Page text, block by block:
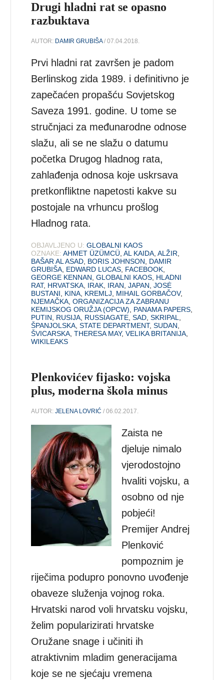
Drugi hladni rat se opasno
razbuktava
AUTOR: DAMIR GRUBIŠA/ 07.04.2018.
Prvi hladni rat završen je padom
Berlinskog zida 1989. i definitivno je
zapečaćen propašću Sovjetskog
Saveza 1991. godine. U tome se
stručnjaci za međunarodne odnose
slažu, ali se ne slažu o datumu
početka Drugog hladnog rata,
zahlađenja odnosa koje uskrsava
pretkonfliktne napetosti kakve su
postojale na vrhuncu prošlog
Hladnog rata.
OBJAVLJENO U: GLOBALNI KAOS
OZNAKE: AHMET ÜZÜMCÜ,AL KAIDA,ALŽIR,
BAŠAR AL ASAD, BORIS JOHNSON, DAMIR
GRUBIŠA, EDWARD LUCAS, FACEBOOK,
GEORGE KENNAN,GLOBALNI KAOS, HLADNI
RAT, HRVATSKA, IRAK, IRAN,JAPAN,JOSĖ
BUSTANI, KINA, KREMLJ, MIHAIL GORBAČOV,
NJEMAČKA,ORGANIZACIJA ZA ZABRANU
KEMIJSKOG ORUŽJA (OPCW), PANAMA PAPERS,
PUTIN, RUSIJA, RUSSIAGATE,SAD,SKRIPAL,
ŠPANJOLSKA,STATE DEPARTMENT,SUDAN,
ŠVICARSKA,THERESA MAY,VELIKA BRITANIJA,
WIKILEAKS
Plenkovićev fijasko: vojska
plus, moderna škola minus
AUTOR:JELENA LOVRIĆ / 06.02.2017.
Zaista ne
djeluje nimalo
vjerodostojno
hvaliti vojsku, a
osobno od nje
pobjeći!
Premijer Andrej
Plenković
pompoznim je
riječima podupro ponovno uvođenje
obaveze služenja vojnog roka.
Hrvatski narod voli hrvatsku vojsku,
želim popularizirati hrvatske
Oružane snage i učiniti ih
atraktivnim mladim generacijama
koje se ne sjećaju vremena